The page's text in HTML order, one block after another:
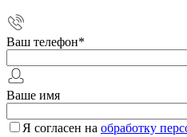
Ваш телефон*
Ваше имя
Я согласен на обработку